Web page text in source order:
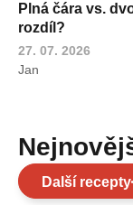
Plná čára vs.
rozdíl?
27. 07. 2026
Jan
Další recepty